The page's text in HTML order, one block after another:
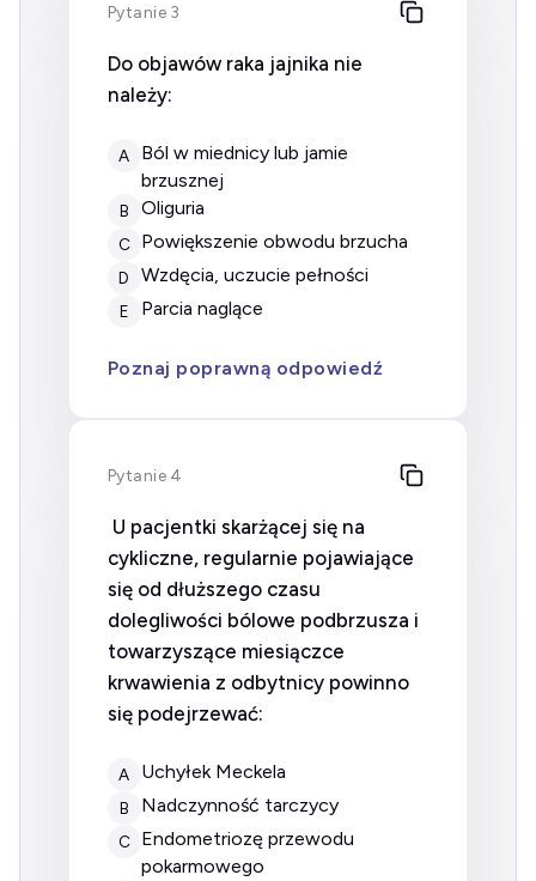
Pytanie 3
Do objawów raka jajnika nie
należy:
A
ból w miednicy lub jamie
brzusznej
B oliguria
C powiększenie obwodu brzucha
D wzdęcia, uczucie pełności
E parcia naglące
Poznaj poprawną odpowiedź
Pytanie 4
U pacjentki skarżącej się na
cykliczne, regularnie pojawiające
się od dłuższego czasu
dolegliwości bólowe podbrzusza i
towarzyszące miesiączce
krwawienia z odbytnicy powinno
się podejrzewać:
A uchyłek Meckela
B nadczynność tarczycy
C
endometriozę przewodu
pokarmowego